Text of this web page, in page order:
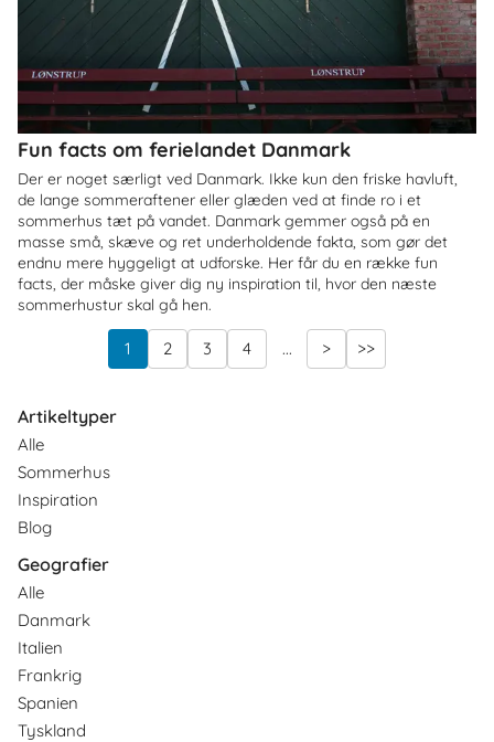
Fun facts om ferielandet Danmark
Der er noget særligt ved Danmark. Ikke kun den friske havluft,
de lange sommeraftener eller glæden ved at finde ro i et
sommerhus tæt på vandet. Danmark gemmer også på en
masse små, skæve og ret underholdende fakta, som gør det
endnu mere hyggeligt at udforske. Her får du en række fun
facts, der måske giver dig ny inspiration til, hvor den næste
sommerhustur skal gå hen.
1 2 3 4 ... > >>
Artikeltyper
Alle
Sommerhus
Inspiration
Blog
Geografier
Alle
Danmark
Italien
Frankrig
Spanien
Tyskland